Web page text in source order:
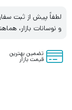
لطفاً پیش از ثبت
و نوسانات بازار،
تضمین بهترین
قیمت بازار